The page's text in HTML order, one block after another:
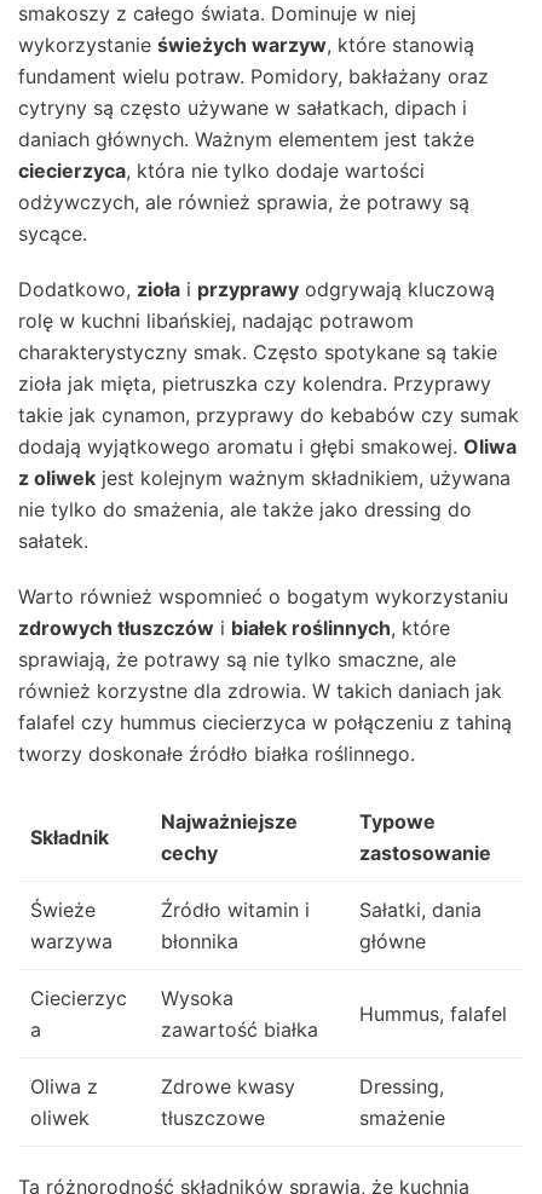
smakoszy z całego świata. Dominuje w niej
wykorzystanie świeżych warzyw, które stanowią
fundament wielu potraw. Pomidory, bakłażany oraz
cytryny są często używane w sałatkach, dipach i
daniach głównych. Ważnym elementem jest także
ciecierzyca, która nie tylko dodaje wartości
odżywczych, ale również sprawia, że potrawy są
sycące.
Dodatkowo, zioła i przyprawy odgrywają kluczową
rolę w kuchni libańskiej, nadając potrawom
charakterystyczny smak. Często spotykane są takie
zioła jak mięta, pietruszka czy kolendra. Przyprawy
takie jak cynamon, przyprawy do kebabów czy sumak
dodają wyjątkowego aromatu i głębi smakowej. Oliwa
z oliwek jest kolejnym ważnym składnikiem, używana
nie tylko do smażenia, ale także jako dressing do
sałatek.
Warto również wspomnieć o bogatym wykorzystaniu
zdrowych tłuszczów i białek roślinnych, które
sprawiają, że potrawy są nie tylko smaczne, ale
również korzystne dla zdrowia. W takich daniach jak
falafel czy hummus ciecierzyca w połączeniu z tahiną
tworzy doskonałe źródło białka roślinnego.
Składnik
Najważniejsze
cechy
Typowe
zastosowanie
Świeże
warzywa
Źródło witamin i
błonnika
Sałatki, dania
główne
Ciecierzyc
a
Wysoka
zawartość białka
Hummus, falafel
Oliwa z
oliwek
Zdrowe kwasy
tłuszczowe
Dressing,
smażenie
Ta różnorodność składników sprawia, że kuchnia